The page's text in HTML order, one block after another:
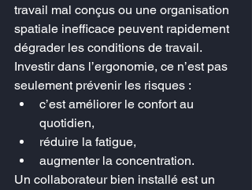
travail mal conçus ou une organisation
spatiale inefficace peuvent rapidement
dégrader les conditions de travail.
Investir dans l’ergonomie, ce n’est pas
seulement prévenir les risques :
c’est améliorer le confort au
quotidien,
réduire la fatigue,
augmenter la concentration.
Un collaborateur bien installé est un